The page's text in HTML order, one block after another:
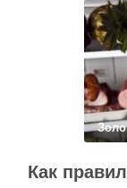
контент,
функции. Ниже